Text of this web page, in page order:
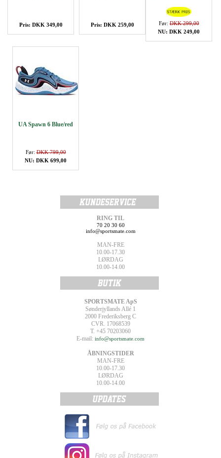
Pris: DKK 349,00 Pris: DKK 259,00 Før:DKK 299,00
NU: DKK 249,00
UA Spawn 6 Blue/red
Før:DKK 799,00
NU: DKK 699,00
RING TIL
70 20 30 60
info@sportsmate.com
MAN-FRE
10.00-17.30
LØRDAG
10.00-14.00
SPORTSMATE ApS
Sønderjyllands Allé 1
2000 Frederiksberg C
CVR. 17068539
T. +45 70203060
E-mail: info@sportsmate.com
ÅBNINGSTIDER
MAN-FRE
10.00-17.30
LØRDAG
10.00-14.00